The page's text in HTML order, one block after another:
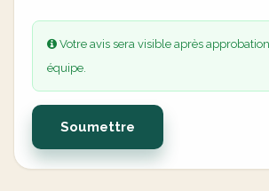
Votre avis sera visible après
équipe.
Soumettre